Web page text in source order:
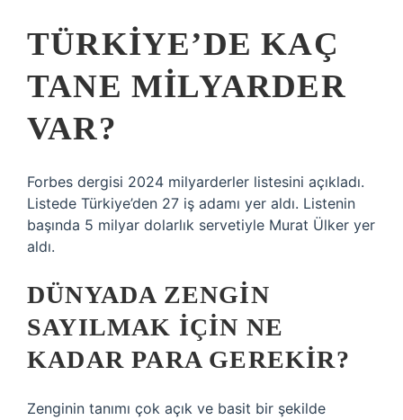
TÜRKIYE’DE KAÇ
TANE MILYARDER
VAR?
Forbes dergisi 2024 milyarderler listesini açıkladı.
Listede Türkiye’den 27 iş adamı yer aldı. Listenin
başında 5 milyar dolarlık servetiyle Murat Ülker yer
aldı.
DÜNYADA ZENGIN
SAYILMAK IÇIN NE
KADAR PARA GEREKIR?
Zenginin tanımı çok açık ve basit bir şekilde